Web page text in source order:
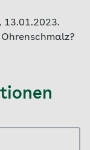
13.01.2023.